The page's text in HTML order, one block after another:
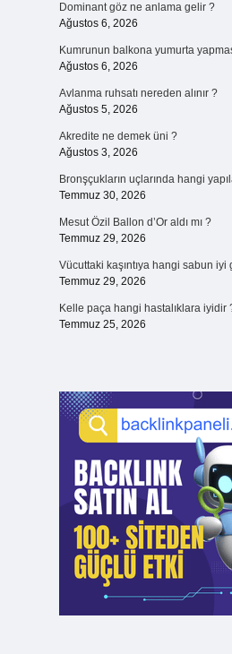
Dominant göz ne anlama gelir ?
Ağustos 6, 2026
Kumrunun balkona yumurta
Ağustos 6, 2026
Avlanma ruhsatı nereden alınır ?
Ağustos 5, 2026
Akredite ne demek üni ?
Ağustos 3, 2026
Bronşçukların uçlarında hangi
Temmuz 30, 2026
Mesut Özil Ballon d’Or aldı mı ?
Temmuz 29, 2026
Vücuttaki kaşıntıya hangi sabun iyi
Temmuz 29, 2026
Kelle paça hangi hastalıklara iyidir
Temmuz 25, 2026